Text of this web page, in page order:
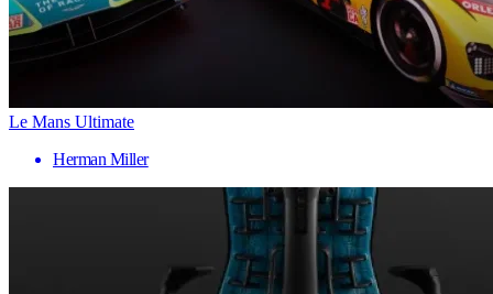
Le Mans Ultimate
Herman Miller